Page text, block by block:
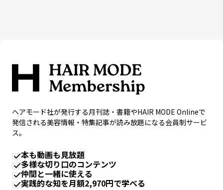
ヘアモード社が発行する月刊誌・書籍やHAIR MODE Onlineで
発信される美容情報・特集記事が読み放題になる会員制サービ
ス。
本も動画も見放題
多様な切り口のコンテンツ
仲間と一緒に使える
実践的な知を月額2,970円で学べる